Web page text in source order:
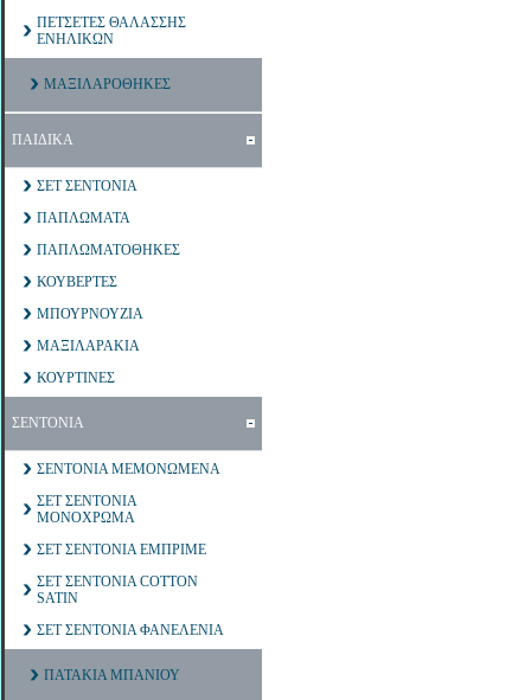
ΠΕΤΣΕΤΕΣ ΘΑΛΑΣΣΗΣ
ΕΝΗΛΙΚΩΝ
ΜΑΞΙΛΑΡΟΘΗΚΕΣ
ΠΑΙΔΙΚΑ
ΣΕΤ ΣΕΝΤΟΝΙΑ
ΠΑΠΛΩΜΑΤΑ
ΠΑΠΛΩΜΑΤΟΘΗΚΕΣ
ΚΟΥΒΕΡΤΕΣ
ΜΠΟΥΡΝΟΥΖΙΑ
ΜΑΞΙΛΑΡΑΚΙΑ
ΚΟΥΡΤΙΝΕΣ
ΣΕΝΤΟΝΙΑ
ΣΕΝΤΟΝΙΑ ΜΕΜΟΝΩΜΕΝΑ
ΣΕΤ ΣΕΝΤΟΝΙΑ
ΜΟΝΟΧΡΩΜΑ
ΣΕΤ ΣΕΝΤΟΝΙΑ ΕΜΠΡΙΜΕ
ΣΕΤ ΣΕΝΤΟΝΙΑ COTTON
SATIN
ΣΕΤ ΣΕΝΤΟΝΙΑ ΦΑΝΕΛΕΝΙΑ
ΠΑΤΑΚΙΑ ΜΠΑΝΙΟΥ